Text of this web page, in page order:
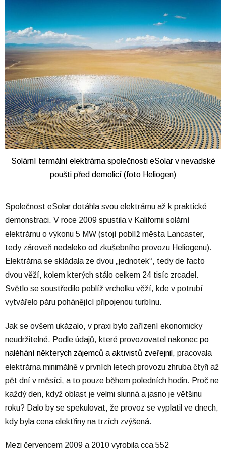
Solární termální elektrárna společnosti eSolar v nevadské
poušti před demolicí (foto Heliogen)
Společnost eSolar dotáhla svou elektrárnu až k praktické
demonstraci. V roce 2009 spustila v Kalifornii solární
elektrárnu o výkonu 5 MW (stojí poblíž města Lancaster,
tedy zároveň nedaleko od zkušebního provozu Heliogenu).
Elektrárna se skládala ze dvou „jednotek“, tedy de facto
dvou věží, kolem kterých stálo celkem 24 tisíc zrcadel.
Světlo se soustředilo poblíž vrcholku věží, kde v potrubí
vytvářelo páru pohánějící připojenou turbínu.
Jak se ovšem ukázalo, v praxi bylo zařízení ekonomicky
neudržitelné. Podle údajů, které provozovatel nakonec po
naléhání některých zájemců a aktivistů zveřejnil , pracovala
elektrárna minimálně v prvních letech provozu zhruba čtyři až
pět dní v měsíci, a to pouze během poledních hodin. Proč ne
každý den, když oblast je velmi slunná a jasno je většinu
roku? Dalo by se spekulovat, že provoz se vyplatil ve dnech,
kdy byla cena elektřiny na trzích zvýšená.
Mezi červencem 2009 a 2010 vyrobila cca 552